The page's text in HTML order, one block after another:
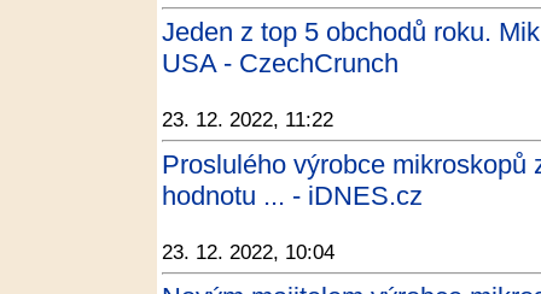
Jeden z top 5 obchodů roku.
USA - CzechCrunch
23. 12. 2022, 11:22
Proslulého výrobce mikroskopů
hodnotu ... - iDNES.cz
23. 12. 2022, 10:04